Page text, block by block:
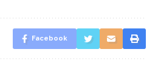
Facebook